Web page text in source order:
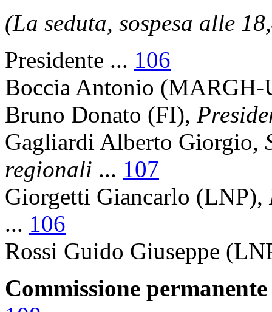
(La seduta, sospesa alle
Presidente ... 106
Boccia Antonio
Bruno Donato (FI),
Gagliardi Alberto Giorgio,
regionali ... 107
Giorgetti Giancarlo (LNP),
... 106
Rossi Guido Giuseppe
Commissione permanente